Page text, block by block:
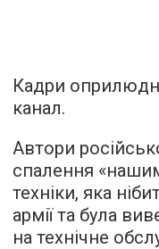
Кадри
канал.
Автори
спалення
техніки, яка
армії та була
на технічне